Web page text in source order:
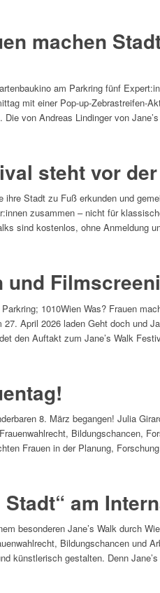
machen
am Parkring fünf
mit einer Pop-up-Zebrastreifen-
von Andreas Lindinger von
steht vor
Stadt zu Fuß erkunden und
zusammen – nicht für
sind kostenlos, ohne Anmeldung
und
1010Wien Was? Frauen
April 2026 laden Geht doch und
den Auftakt zum Jane’s Walk
8. März begangen! Julia
Bildungschancen,
Frauen in der Planung,
am
besonderen Jane’s Walk durch
Bildungschancen und
künstlerisch gestalten. Denn